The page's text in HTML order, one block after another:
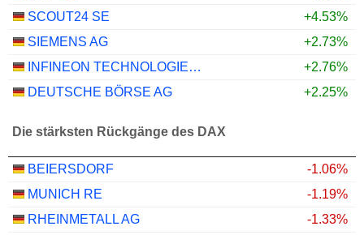
SCOUT24 SE
+4.53%
SIEMENS AG
+2.73%
INFINEON TECHNOLOGIES AG
+2.76%
DEUTSCHE BÖRSE AG
+2.25%
Die stärksten Rückgänge des DAX
BEIERSDORF
-1.06%
MUNICH RE
-1.19%
RHEINMETALL AG
-1.33%